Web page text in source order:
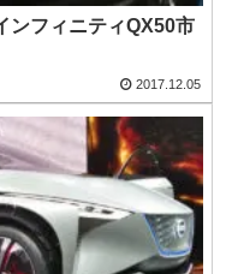
ンフィニティQX50市
2017.12.05